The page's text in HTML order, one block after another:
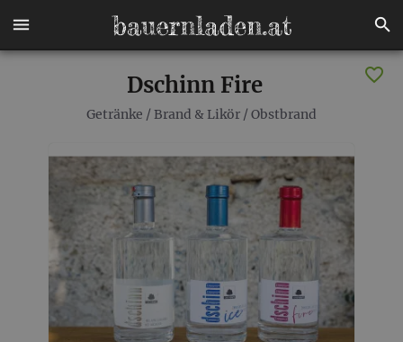
Dschinn Fire
Getränke / Brand & Likör / Obstbrand